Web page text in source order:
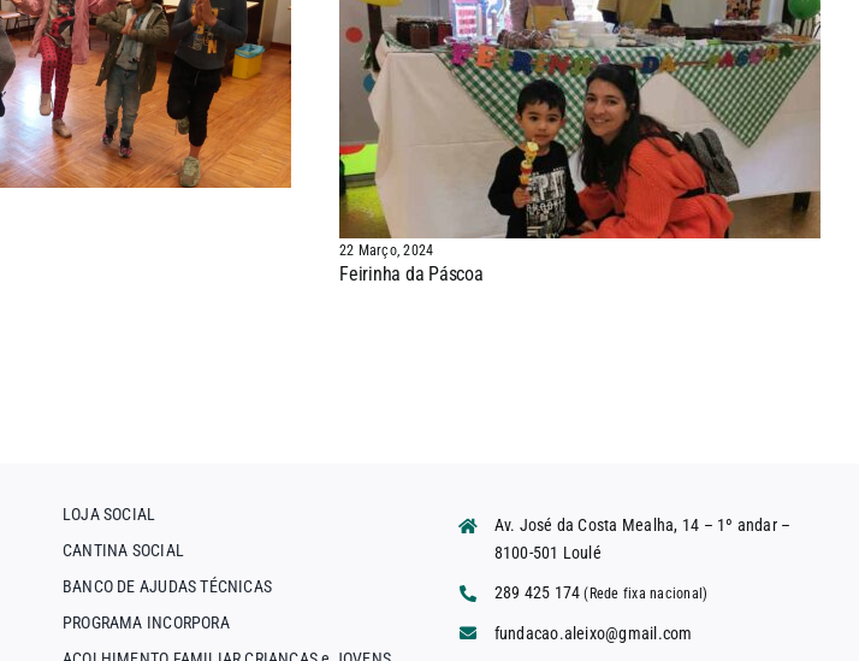
22 Março, 2024
Feirinha da Páscoa
LOJA SOCIAL
CANTINA SOCIAL
BANCO DE AJUDAS TÉCNICAS
PROGRAMA INCORPORA
Av. José da Costa Mealha, 14 – 1º andar –
8100-501 Loulé
289 425 174(Rede fixa nacional)
fundacao.aleixo@gmail.com